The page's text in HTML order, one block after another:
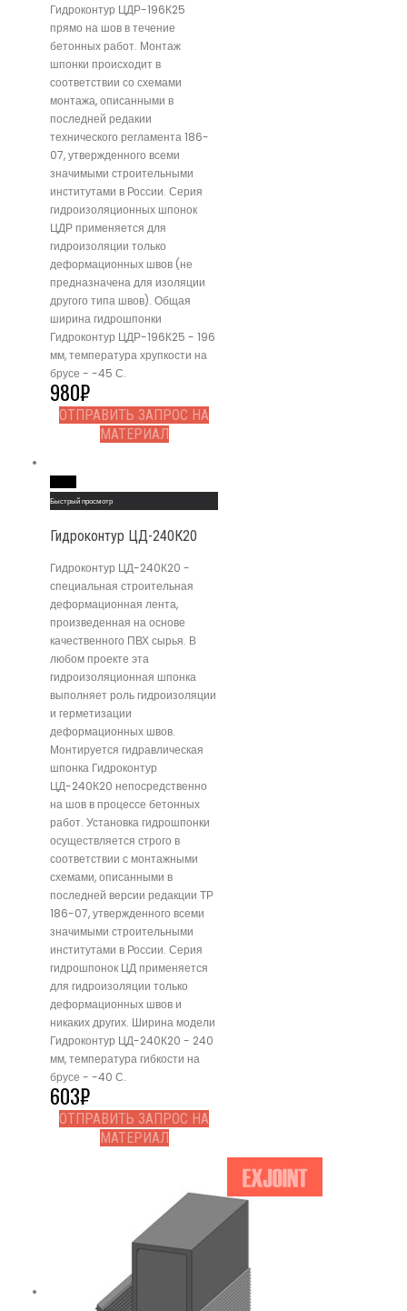
Гидроконтур ЦДР-196К25
прямо на шов в течение
бетонных работ. Монтаж
шпонки происходит в
соответствии со схемами
монтажа, описанными в
последней редакии
технического регламента 186-
07, утвержденного всеми
значимыми строительными
институтами в России. Серия
гидроизоляционных шпонок
ЦДР применяется для
гидроизоляции только
деформационных швов (не
предназначена для изоляции
другого типа швов). Общая
ширина гидрошпонки
Гидроконтур ЦДР-196К25 - 196
мм, температура хрупкости на
брусе - -45 С.
980₽
ОТПРАВИТЬ ЗАПРОС НА
МАТЕРИАЛ
Быстрый просмотр
Гидроконтур ЦД-240К20
Гидроконтур ЦД-240К20 -
специальная строительная
деформационная лента,
произведенная на основе
качественного ПВХ сырья. В
любом проекте эта
гидроизоляционная шпонка
выполняет роль гидроизоляции
и герметизации
деформационных швов.
Монтируется гидравлическая
шпонка Гидроконтур
ЦД-240К20 непосредственно
на шов в процессе бетонных
работ. Установка гидрошпонки
осуществляется строго в
соответствии с монтажными
схемами, описанными в
последней версии редакции ТР
186-07, утвержденного всеми
значимыми строительными
институтами в России. Серия
гидрошпонок ЦД применяется
для гидроизоляции только
деформационных швов и
никаких других. Ширина модели
Гидроконтур ЦД-240К20 - 240
мм, температура гибкости на
брусе - -40 С.
603₽
ОТПРАВИТЬ ЗАПРОС НА
МАТЕРИАЛ